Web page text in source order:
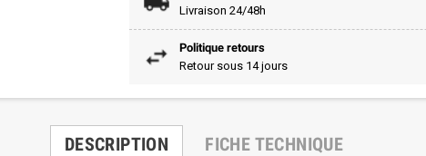
Livraison 24/48h
Politique retours
Retour sous 14 jours
DESCRIPTION FICHE TECHNIQUE